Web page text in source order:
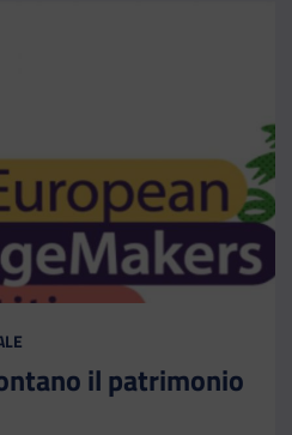
il patrimonio